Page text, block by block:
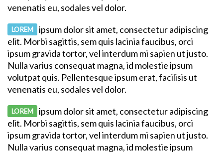
venenatis eu, sodales vel dolor.
LOREM
ipsum dolor sit amet, consectetur adipiscing
elit. Morbi sagittis, sem quis lacinia faucibus, orci
ipsum gravida tortor, vel interdum mi sapien ut justo.
Nulla varius consequat magna, id molestie ipsum
volutpat quis. Pellentesque ipsum erat, facilisis ut
venenatis eu, sodales vel dolor.
LOREM
ipsum dolor sit amet, consectetur adipiscing
elit. Morbi sagittis, sem quis lacinia faucibus, orci
ipsum gravida tortor, vel interdum mi sapien ut justo.
Nulla varius consequat magna, id molestie ipsum